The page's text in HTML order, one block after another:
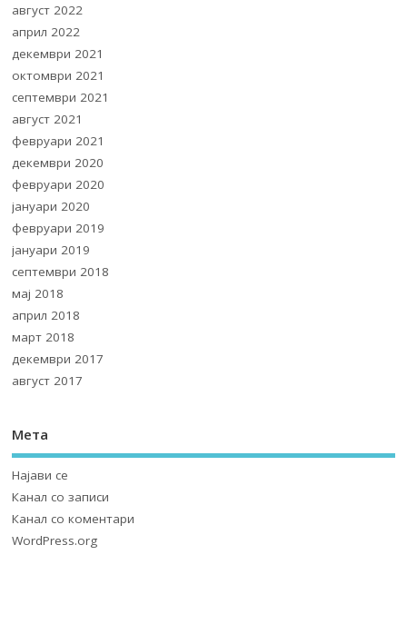
август 2022
април 2022
декември 2021
октомври 2021
септември 2021
август 2021
февруари 2021
декември 2020
февруари 2020
јануари 2020
февруари 2019
јануари 2019
септември 2018
мај 2018
април 2018
март 2018
декември 2017
август 2017
Мета
Најави се
Канал со записи
Канал со коментари
WordPress.org